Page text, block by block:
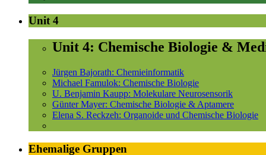
Unit 4
Unit 4: Chemische Biologie &
Jürgen Bajorath: Chemieinformatik
Michael Famulok: Chemische Biologie
U. Benjamin Kaupp: Molekulare Neurosensorik
Günter Mayer: Chemische Biologie & Aptamere
Elena S. Reckzeh: Organoide und Chemische Biologie
Ehemalige Gruppen